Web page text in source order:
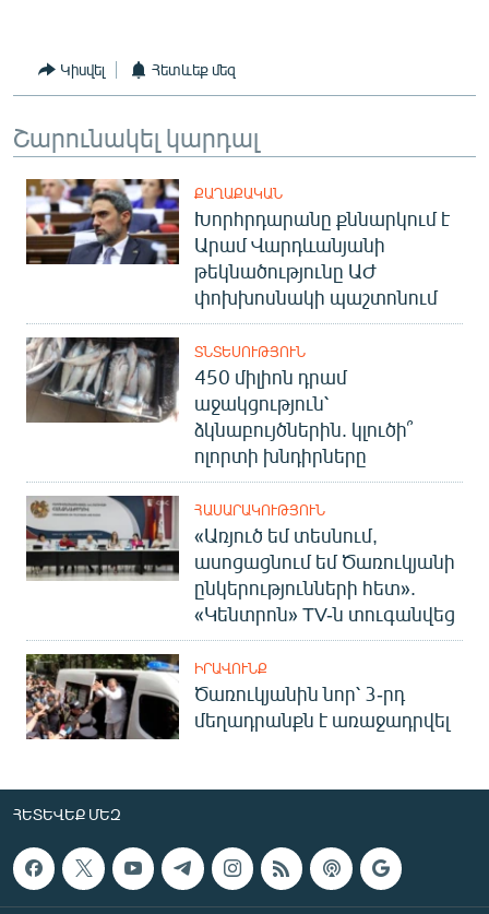
Կիսվել Հետևեք մեզ
Շարունակել կարդալ
ՔԱՂԱՔԱԿԱՆ
Խորհրդարանը քննարկում է
Արամ Վարդևանյանի
թեկնածությունը ԱԺ
փոխխոսնակի պաշտոնում
ՏՆՏԵՍՈՒԹՅՈՒՆ
450 միլիոն դրամ
աջակցություն՝
ձկնաբույծներին. կլուծի՞
ոլորտի խնդիրները
ՀԱՍԱՐԱԿՈՒԹՅՈՒՆ
«Առյուծ եմ տեսնում,
ասոցացնում եմ Ծառուկյանի
ընկերությունների հետ».
«Կենտրոն» TV-ն տուգանվեց
ԻՐԱՎՈՒՆՔ
Ծառուկյանին նոր՝ 3-րդ
մեղադրանքն է առաջադրվել
ՀԵՏԵՎԵՔ ՄԵԶ